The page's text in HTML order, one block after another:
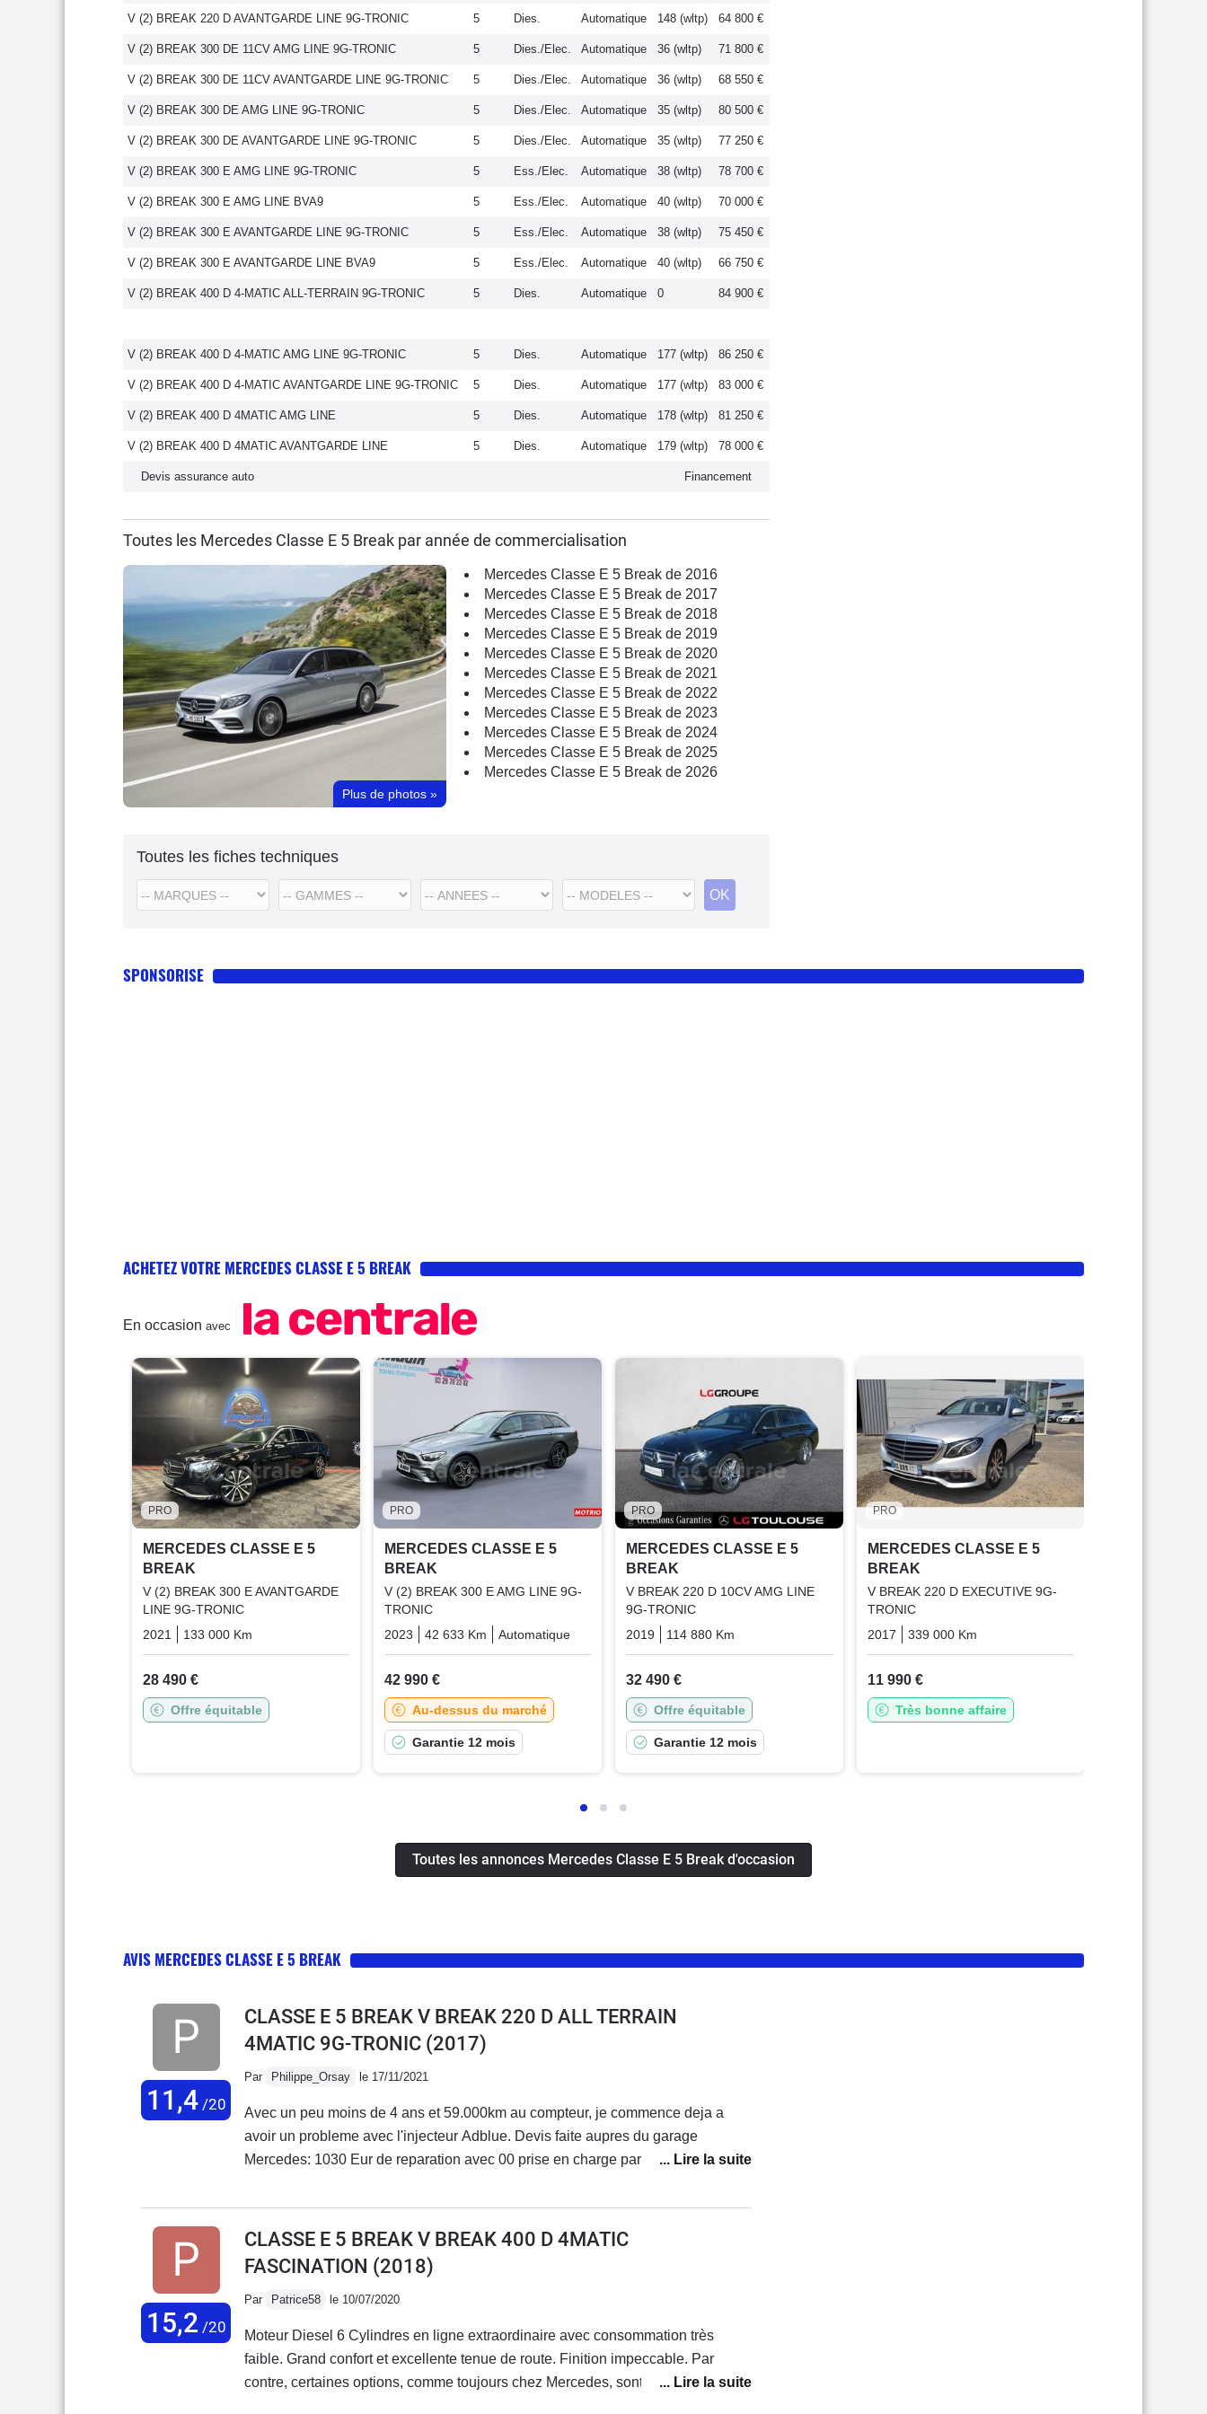
V (2) BREAK 220 D AVANTGARDE LINE 9G-TRONIC 5 Dies. Automatique 148 (wltp) 64 800 €
V (2) BREAK 300 DE 11CV AMG LINE 9G-TRONIC 5 Dies./Elec. Automatique 36 (wltp) 71 800 €
V (2) BREAK 300 DE 11CV AVANTGARDE LINE 9G-TRONIC 5 Dies./Elec. Automatique 36 (wltp) 68 550 €
V (2) BREAK 300 DE AMG LINE 9G-TRONIC 5 Dies./Elec. Automatique 35 (wltp) 80 500 €
V (2) BREAK 300 DE AVANTGARDE LINE 9G-TRONIC 5 Dies./Elec. Automatique 35 (wltp) 77 250 €
V (2) BREAK 300 E AMG LINE 9G-TRONIC 5 Ess./Elec. Automatique 38 (wltp) 78 700 €
V (2) BREAK 300 E AMG LINE BVA9 5 Ess./Elec. Automatique 40 (wltp) 70 000 €
V (2) BREAK 300 E AVANTGARDE LINE 9G-TRONIC 5 Ess./Elec. Automatique 38 (wltp) 75 450 €
V (2) BREAK 300 E AVANTGARDE LINE BVA9 5 Ess./Elec. Automatique 40 (wltp) 66 750 €
V (2) BREAK 400 D 4-MATIC ALL-TERRAIN 9G-TRONIC 5 Dies. Automatique 0 84 900 €
V (2) BREAK 400 D 4-MATIC AMG LINE 9G-TRONIC 5 Dies. Automatique 177 (wltp) 86 250 €
V (2) BREAK 400 D 4-MATIC AVANTGARDE LINE 9G-TRONIC 5 Dies. Automatique 177 (wltp) 83 000 €
V (2) BREAK 400 D 4MATIC AMG LINE 5 Dies. Automatique 178 (wltp) 81 250 €
V (2) BREAK 400 D 4MATIC AVANTGARDE LINE 5 Dies. Automatique 179 (wltp) 78 000 €
Devis assurance auto Financement
Toutes les Mercedes Classe E 5 Break par année de commercialisation
Plus de photos »
Mercedes Classe E 5 Break de 2016
Mercedes Classe E 5 Break de 2017
Mercedes Classe E 5 Break de 2018
Mercedes Classe E 5 Break de 2019
Mercedes Classe E 5 Break de 2020
Mercedes Classe E 5 Break de 2021
Mercedes Classe E 5 Break de 2022
Mercedes Classe E 5 Break de 2023
Mercedes Classe E 5 Break de 2024
Mercedes Classe E 5 Break de 2025
Mercedes Classe E 5 Break de 2026
Toutes les fiches techniques
SPONSORISE
ACHETEZ VOTRE MERCEDES CLASSE E 5 BREAK
En occasion avec
PRO
MERCEDES CLASSE E 5
BREAK
V (2) BREAK 300 E AVANTGARDE
LINE 9G-TRONIC
2021
133 000 Km Hybrid_essence_electric
28 490 €
Offre équitable
PRO
MERCEDES CLASSE E 5
BREAK
V (2) BREAK 300 E AMG LINE 9G-
TRONIC
2023
42 633 Km Automatique Hybrid_essence_electric
42 990 €
Au-dessus du marché
Garantie 12 mois
PRO
MERCEDES CLASSE E 5
BREAK
V BREAK 220 D 10CV AMG LINE
9G-TRONIC
2019
114 880 Km
32 490 €
Offre équitable
Garantie 12 mois
PRO
MERCEDES CLASSE E 5
BREAK
V BREAK 220 D EXECUTIVE 9G-
TRONIC
2017
339 000 Km
11 990 €
Très bonne affaire
Toutes les annonces Mercedes Classe E 5 Break d'occasion
AVIS MERCEDES CLASSE E 5 BREAK
11,4/20
CLASSE E 5 BREAK V BREAK 220 D ALL TERRAIN
4MATIC 9G-TRONIC (2017)
Par Philippe_Orsay le 17/11/2021
Avec un peu moins de 4 ans et 59.000km au compteur, je commence deja a
avoir un probleme avec l'injecteur Adblue. Devis faite aupres du garage
Mercedes: 1030 Eur de reparation avec 00 prise en charge par Mercedes.Je
Mercedes, etre une marque premium ne se limite pas a gonfler ses prix et
negliger la qulite de ses voiture ( panne d'injectur avec simplement 59.000km)
et negliger vos client (aucun effort de la marque pour prendre en charge une
partie des reparations). Sinon, quand tout fonctionne bien c'est une voiture
agreable.Mais je trouve le comportement de Mercedes Benz vis a vis de ses
15,2 /20
CLASSE E 5 BREAK V BREAK 400 D 4MATIC
FASCINATION (2018)
Par Patrice58 le 10/07/2020
Moteur Diesel 6 Cylindres en ligne extraordinaire avec consommation très
faible. Grand confort et excellente tenue de route. Finition impeccable. Par
contre, certaines options, comme toujours chez Mercedes, sont chères et